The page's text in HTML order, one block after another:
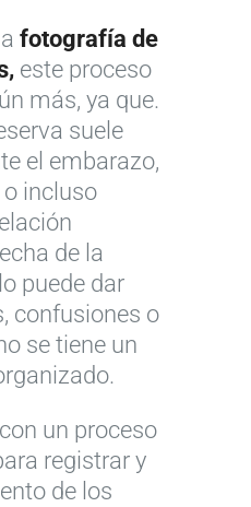
fotografía de
este proceso
más, ya que.
suele
el embarazo,
incluso
de la
puede dar
confusiones o
se tiene un
un proceso
registrar y
de los